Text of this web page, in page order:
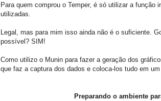
Para quem comprou o Temper, é só utilizar a função
utilizadas.
Legal, mas para mim isso ainda não é o suficiente.
possível? SIM!
Como utilizo o Munin para fazer a geração dos
que faz a captura dos dados e coloca-los tudo em
Preparando o ambiente